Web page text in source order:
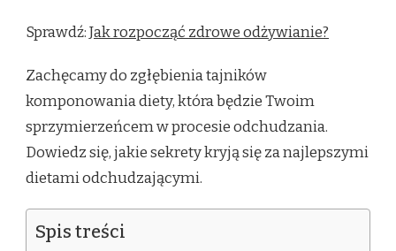
Sprawdź:Jak rozpocząć zdrowe odżywianie?
Zachęcamy do zgłębienia tajników
komponowania diety, która będzie Twoim
sprzymierzeńcem w procesie odchudzania.
Dowiedz się, jakie sekrety kryją się za najlepszymi
dietami odchudzającymi.
Spis treści